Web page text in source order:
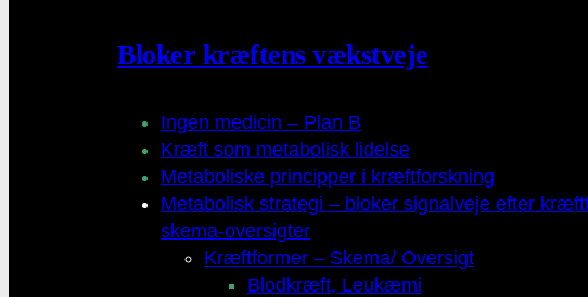
Bloker kræftens vækstveje
Ingen medicin – Plan B
Kræft som metabolisk lidelse
Metaboliske principper i kræftforskning
Metabolisk strategi – bloker signalveje efter
skema-oversigter
Kræftformer – Skema/ Oversigt
Blodkræft, Leukæmi